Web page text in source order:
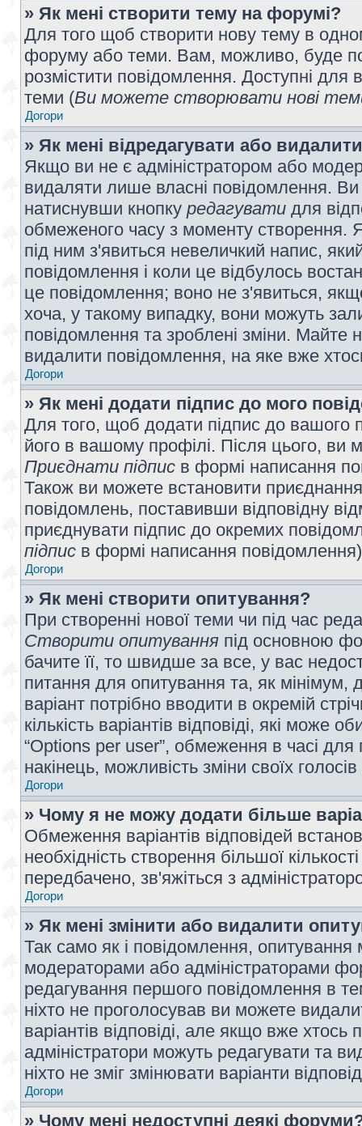
» Як мені створити тему на форумі?
Для того щоб створити нову тему в
форуму або теми. Вам, можливо, буде
розмістити повідомлення. Доступні для
теми (Ви можете створювати нові
Догори
» Як мені відредагувати або
Якщо ви не є адміністратором або
видаляти лише власні повідомлення.
натиснувши кнопку редагувати для
обмеженого часу з моменту створення.
під ним з'явиться невеличкий напис,
повідомлення і коли це відбулось
це повідомлення; воно не з'явиться,
хоча, у такому випадку, вони можуть
повідомлення та зроблені зміни. Майте
видалити повідомлення, на яке вже
Догори
» Як мені додати підпис до мого
Для того, щоб додати підпис до вашого
його в вашому профілі. Після цього, ви
Приєднати підпис в формі написання
Також ви можете встановити
повідомлень, поставивши відповідну
приєднувати підпис до окремих
підпис в формі написання
Догори
» Як мені створити опитування?
При створенні нової теми чи під час
Створити опитування під основною
бачите її, то швидше за все, у вас
питання для опитування та, як мінімум,
варіант потрібно вводити в окремій
кількість варіантів відповіді, які може
“Options per user”, обмеження в часі для
накінець, можливість зміни своїх
Догори
» Чому я не можу додати більше
Обмеження варіантів відповідей
необхідність створення більшої
передбачено, зв'яжіться з
Догори
» Як мені змінити або видалити
Так само як і повідомлення,
модераторами або адміністраторами
редагування першого повідомлення в
ніхто не проголосував ви можете
варіантів відповіді, але якщо вже
адміністратори можуть редагувати та
ніхто не зміг змінювати варіанти
Догори
» Чому мені недоступні деякі